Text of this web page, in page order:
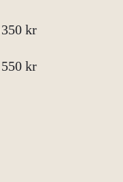
350 kr
550 kr